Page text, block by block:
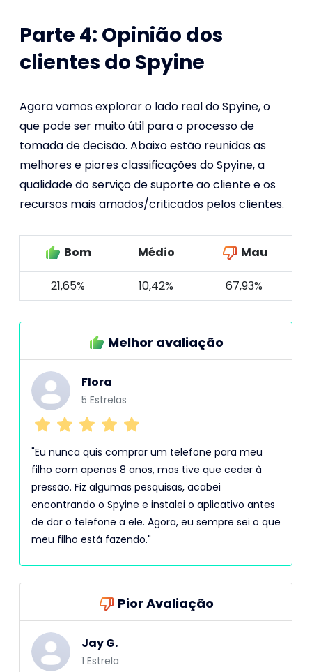
Parte 4: Opinião dos
clientes do Spyine
Agora vamos explorar o lado real do Spyine, o
que pode ser muito útil para o processo de
tomada de decisão. Abaixo estão reunidas as
melhores e piores classificações do Spyine, a
qualidade do serviço de suporte ao cliente e os
recursos mais amados/criticados pelos clientes.
Bom Médio Mau
21,65% 10,42% 67,93%
Melhor avaliação
Flora
5 Estrelas
"Eu nunca quis comprar um telefone para meu
filho com apenas 8 anos, mas tive que ceder à
pressão. Fiz algumas pesquisas, acabei
encontrando o Spyine e instalei o aplicativo antes
de dar o telefone a ele. Agora, eu sempre sei o que
meu filho está fazendo."
Pior Avaliação
Jay G.
1 Estrela